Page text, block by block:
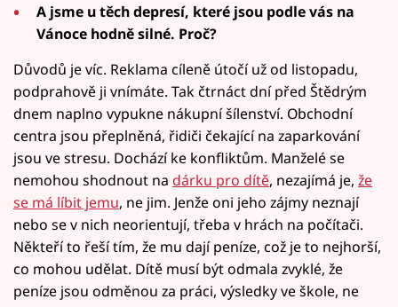
A jsme u těch depresí, které jsou podle vás na
Vánoce hodně silné. Proč?
Důvodů je víc. Reklama cíleně útočí už od listopadu,
podprahově ji vnímáte. Tak čtrnáct dní před Štědrým
dnem naplno vypukne nákupní šílenství. Obchodní
centra jsou přeplněná, řidiči čekající na zaparkování
jsou ve stresu. Dochází ke konfliktům. Manželé se
nemohou shodnout na dárku pro dítě, nezajímá je, že
se má líbit jemu, ne jim. Jenže oni jeho zájmy neznají
nebo se v nich neorientují, třeba v hrách na počítači.
Někteří to řeší tím, že mu dají peníze, což je to nejhorší,
co mohou udělat. Dítě musí být odmala zvyklé, že
peníze jsou odměnou za práci, výsledky ve škole, ne